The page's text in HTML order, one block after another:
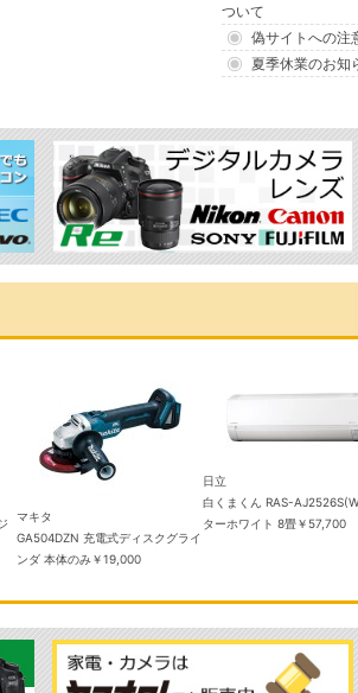
ついて
偽サイトへの注
夏季休業のお知
式ディスクグライ
￥19,000
日立
白くまくん RAS-AJ2526S(W) ス
￥57,700
Apple
ル 44mm
トスポー